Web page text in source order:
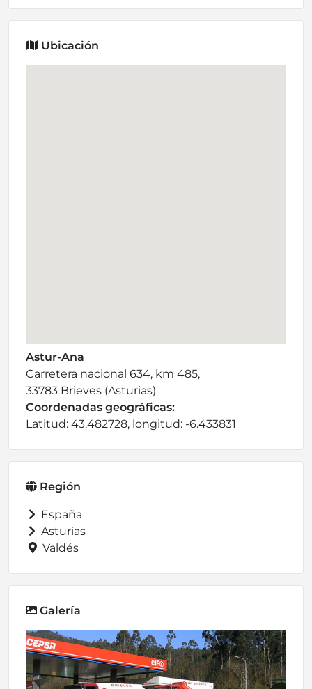
Ubicación
Astur-Ana
Carretera nacional 634, km 485,
33783 Brieves (Asturias)
Coordenadas geográficas:
Latitud: 43.482728, longitud: -6.433831
Región
España
Asturias
Valdés
Galería